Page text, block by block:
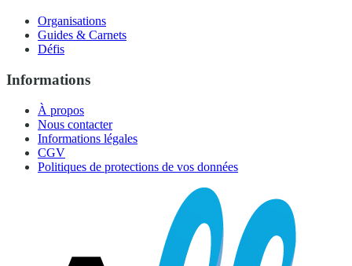
Organisations
Guides & Carnets
Défis
Informations
À propos
Nous contacter
Informations légales
CGV
Politiques de protections de vos données